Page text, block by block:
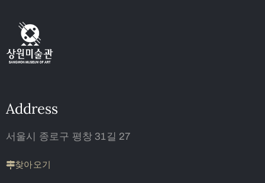
Address
서울시 종로구 평창 31길 27
찾아오기